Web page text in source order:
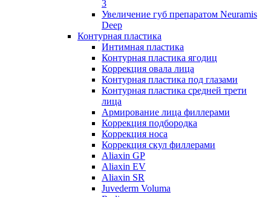
3
Увеличение губ препаратом Neuramis
Deep
Контурная пластика
Интимная пластика
Контурная пластика ягодиц
Коррекция овала лица
Контурная пластика под глазами
Контурная пластика средней трети
лица
Армирование лица филлерами
Коррекция подбородка
Коррекция носа
Коррекция скул филлерами
Aliaxin GP
Aliaxin EV
Aliaxin SR
Juvederm Voluma